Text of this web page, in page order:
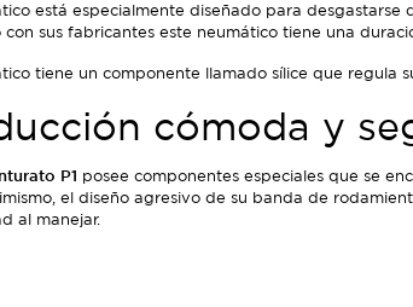
está especialmente diseñado para
con sus fabricantes este neumático tiene una
tiene un componente llamado sílice que
cómoda y
P1 posee componentes especiales que se
el diseño agresivo de su banda de
al manejar.